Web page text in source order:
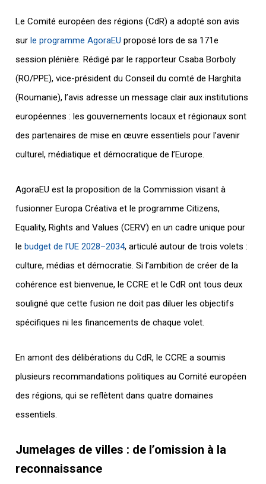
Le Comité européen des régions (CdR) a adopté son avis
sur le programme AgoraEU proposé lors de sa 171e
session plénière. Rédigé par le rapporteur Csaba Borboly
(RO/PPE), vice-président du Conseil du comté de Harghita
(Roumanie), l’avis adresse un message clair aux institutions
européennes : les gouvernements locaux et régionaux sont
des partenaires de mise en œuvre essentiels pour l’avenir
culturel, médiatique et démocratique de l’Europe.
AgoraEU est la proposition de la Commission visant à
fusionner Europa Créativa et le programme Citizens,
Equality, Rights and Values (CERV) en un cadre unique pour
le budget de l’UE 2028–2034, articulé autour de trois volets :
culture, médias et démocratie. Si l’ambition de créer de la
cohérence est bienvenue, le CCRE et le CdR ont tous deux
souligné que cette fusion ne doit pas diluer les objectifs
spécifiques ni les financements de chaque volet.
En amont des délibérations du CdR, le CCRE a soumis
plusieurs recommandations politiques au Comité européen
des régions, qui se reflètent dans quatre domaines
essentiels.
Jumelages de villes : de l’omission à la
reconnaissance